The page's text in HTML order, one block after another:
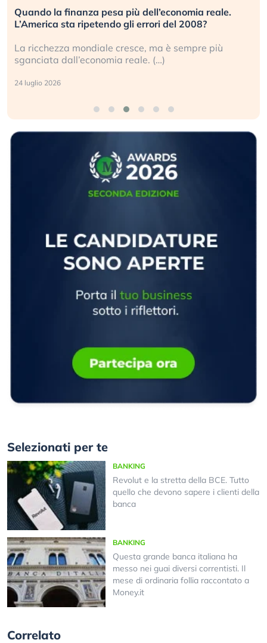
Quando la finanza pesa più dell’economia reale.
L’America sta ripetendo gli errori del 2008?
La ricchezza mondiale cresce, ma è sempre più
sganciata dall’economia reale. (…)
24 luglio 2026
Selezionati per te
BANKING
Revolut e la stretta della BCE. Tutto
quello che devono sapere i clienti della
banca
BANKING
Questa grande banca italiana ha
messo nei guai diversi correntisti. Il
mese di ordinaria follia raccontato a
Money.it
Correlato